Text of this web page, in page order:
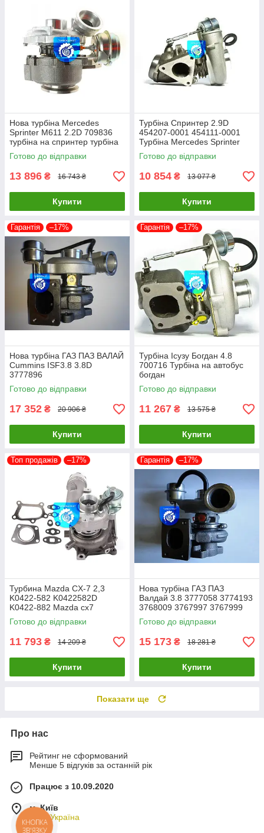
Нова турбіна Mercedes
Sprinter M611 2.2D 709836
турбіна на спринтер турбіна
для Mercedes Sprinter
Готово до відправки
13 896 ₴ 16 743 ₴
Купити
Турбіна Спринтер 2.9D
454207-0001 454111-0001
Турбіна Mercedes Sprinter
Турбін Турбіна для Mercedes
Sprinter
Готово до відправки
10 854 ₴ 13 077 ₴
Купити
Гарантія –17%
Нова турбіна ГАЗ ПАЗ ВАЛАЙ
Cummins ISF3.8 3.8D
3777896
Готово до відправки
17 352 ₴ 20 906 ₴
Купити
Гарантія –17%
Турбіна Ісузу Богдан 4.8
700716 Турбіна на автобус
богдан
Готово до відправки
11 267 ₴ 13 575 ₴
Купити
Топ продажів –17%
Турбина Mazda CX-7 2,3
K0422-582 K0422582D
K0422-882 Mazda cx7
турбина Турбина mazda
Mazda cx7 турбіна
Готово до відправки
11 793 ₴ 14 209 ₴
Купити
Гарантія –17%
Нова турбіна ГАЗ ПАЗ
Валдай 3.8 3777058 3774193
3768009 3767997 3767999
3768005 ТКР валдай
Готово до відправки
15 173 ₴ 18 281 ₴
Купити
Показати ще
Про нас
Рейтинг не сформований
Менше 5 відгуків за останній рік
Працює з 10.09.2020
м. Київ
Київ, Україна
КНОПКА
ЗВ'ЯЗКУ